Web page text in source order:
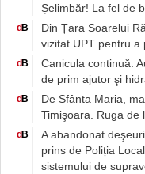
Șelimbăr! La fel de
d B
Din Țara Soarelui
vizitat UPT pentru
d B
Canicula continuă.
de prim ajutor şi
d B
De Sfânta Maria,
Timişoara. Ruga de
d B
A abandonat
prins de Poliția
sistemului de